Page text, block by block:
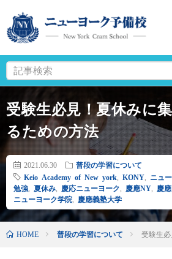
受験生必見！夏休みに
るための方法
2021.06.30
普段の学習について
Keio Academy of New york
KONY ニュ
勉強
夏休み 慶応ニューヨーク 慶應NY 慶
ニューヨーク学院
慶應義塾大学
HOME 普段の学習について 受験生